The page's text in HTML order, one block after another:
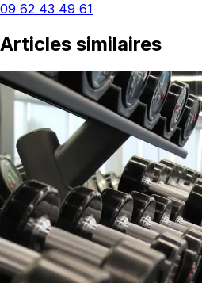
09 62 43 49 61
Articles similaires